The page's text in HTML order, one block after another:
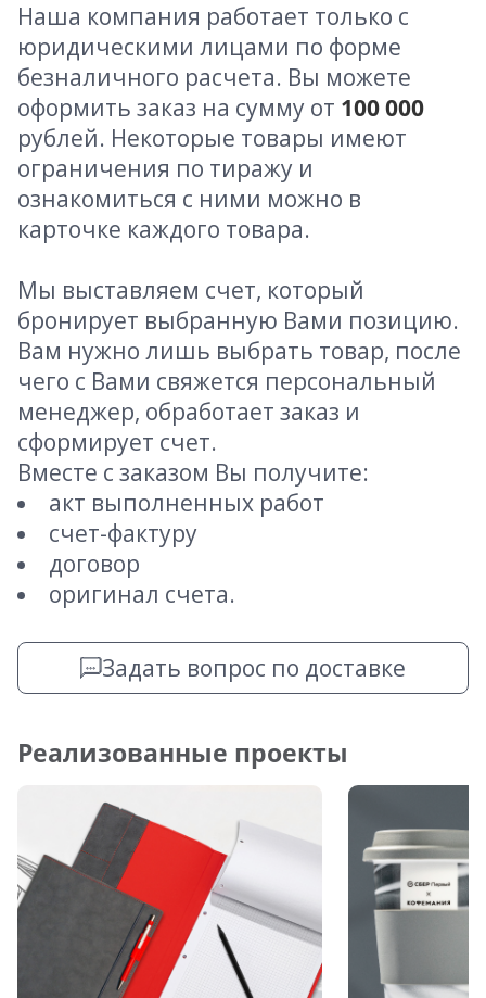
Наша компания работает только с
юридическими лицами по форме
безналичного расчета. Вы можете
оформить заказ на сумму от 100 000
рублей. Некоторые товары имеют
ограничения по тиражу и
ознакомиться с ними можно в
карточке каждого товара.
Мы выставляем счет, который
бронирует выбранную Вами позицию.
Вам нужно лишь выбрать товар, после
чего с Вами свяжется персональный
менеджер, обработает заказ и
сформирует счет.
Вместе с заказом Вы получите:
акт выполненных работ
счет-фактуру
договор
оригинал счета.
Задать вопрос по доставке
Реализованные проекты